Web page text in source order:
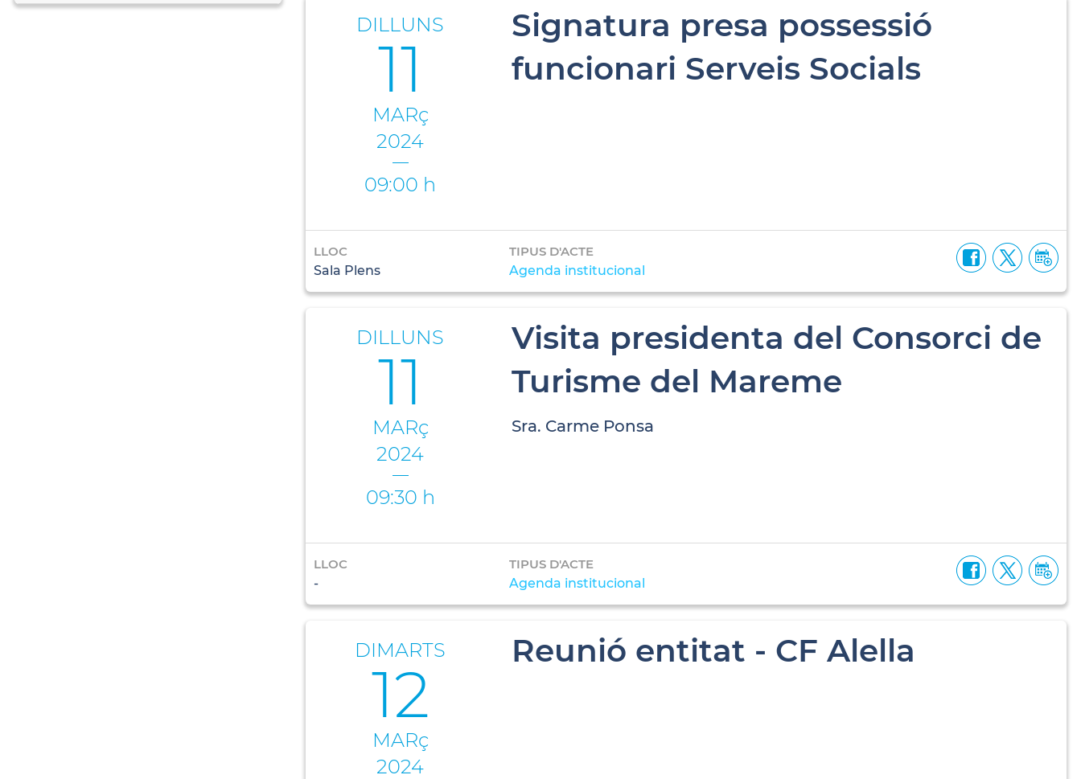
DILLUNS
11
MARç
2024
09:00 h
Signatura presa possessió
funcionari Serveis Socials
LLOC
Sala Plens
TIPUS D'ACTE
Agenda institucional
DILLUNS
11
MARç
2024
09:30 h
Visita presidenta del Consorci de
Turisme del Mareme
Sra. Carme Ponsa
LLOC
-
TIPUS D'ACTE
Agenda institucional
DIMARTS
12
MARç
2024
Reunió entitat - CF Alella